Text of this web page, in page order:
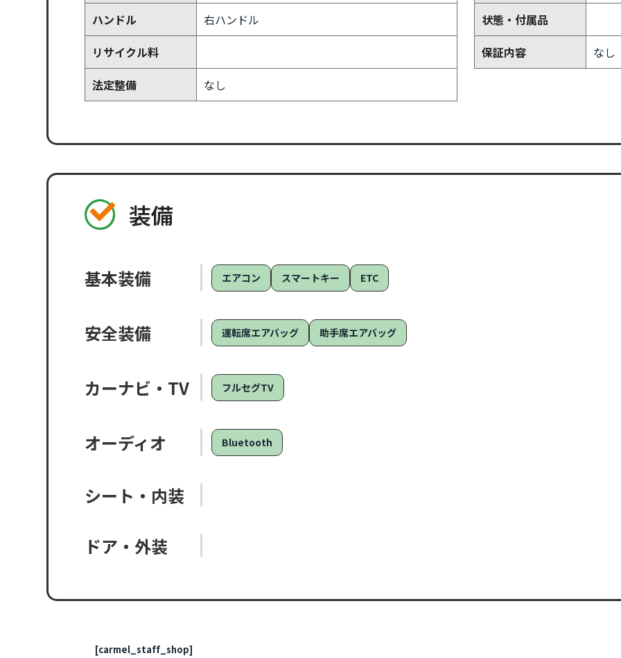
ハンドル
右ハンドル
リサイクル料
法定整備
なし
状態・付属品
保証内容
なし
装備
基本装備 エアコン スマートキー ETC
安全装備 運転席エアバッグ 助手席エアバッグ
カーナビ・TV フルセグTV
オーディオ Bluetooth
シート・内装
ドア・外装
[carmel_staff_shop]